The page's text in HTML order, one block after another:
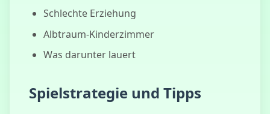
Schlechte Erziehung
Albtraum-Kinderzimmer
Was darunter lauert
Spielstrategie und Tipps